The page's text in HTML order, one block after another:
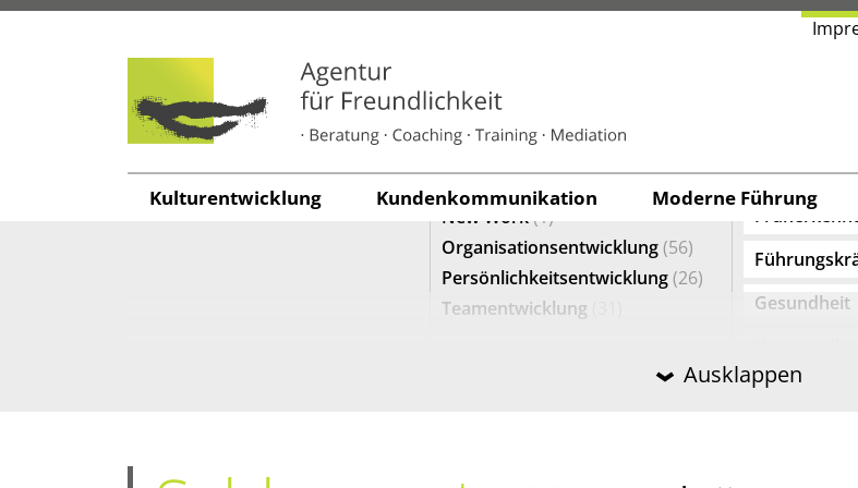
Kul­tur­ent­wick­lung Kun­den­kom­mu­ni­ka­ti­on Moder­ne Führung
KATE­GO­RIE
Freundlichkeit (34)
Kundenorientierung
New Work(1)
Organisationsentwicklung(56)
Persönlichkeitsentwicklung(26)
Teamentwicklung
Gesundheit
Ausklappen